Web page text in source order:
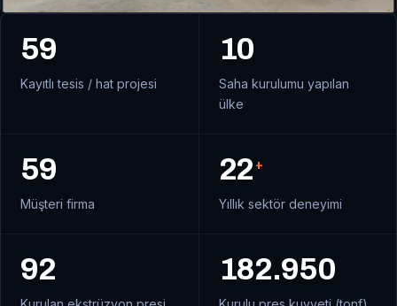
59
Kayıtlı tesis / hat projesi
10
Saha kurulumu yapılan
ülke
59
Müşteri firma
22 +
Yıllık sektör deneyimi
92 182.950